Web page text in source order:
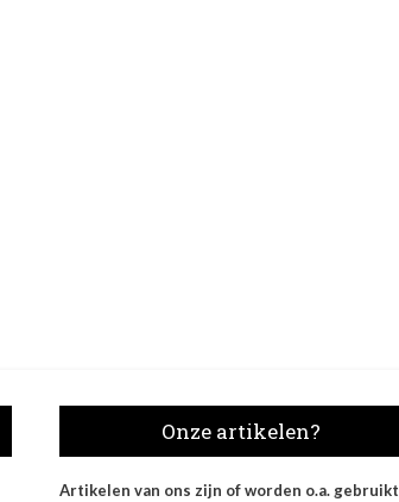
Onze artikelen?
Artikelen van ons zijn of worden o.a. gebruikt